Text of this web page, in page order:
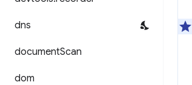
dns
documentScan
dom